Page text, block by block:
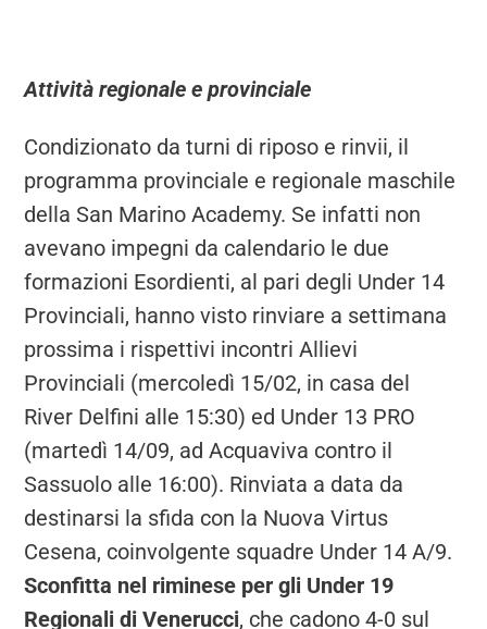
Attività regionale e provinciale
Condizionato da turni di riposo e rinvii, il
programma provinciale e regionale maschile
della San Marino Academy. Se infatti non
avevano impegni da calendario le due
formazioni Esordienti, al pari degli Under 14
Provinciali, hanno visto rinviare a settimana
prossima i rispettivi incontri Allievi
Provinciali (mercoledì 15/02, in casa del
River Delfini alle 15:30) ed Under 13 PRO
(martedì 14/09, ad Acquaviva contro il
Sassuolo alle 16:00). Rinviata a data da
destinarsi la sfida con la Nuova Virtus
Cesena, coinvolgente squadre Under 14 A/9.
Sconfitta nel riminese per gli Under 19
Regionali di Venerucci, che cadono 4-0 sul